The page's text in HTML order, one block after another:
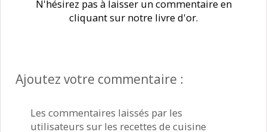
N'hésirez pas à laisser un commentaire en
cliquant sur notre livre d'or.
Ajoutez votre commentaire :
Les commentaires laissés par les
utilisateurs sur les recettes de cuisine